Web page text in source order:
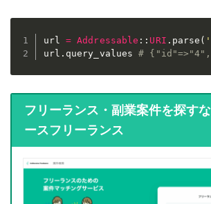
url = Addressable : : URI . parse (
url . query_values # {"id"=>"4",
フリーランス・副業案件を探す
ースフリーランス